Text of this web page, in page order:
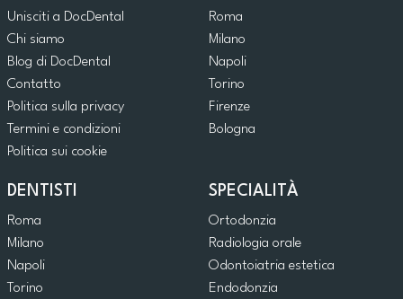
Unisciti a DocDental
Chi siamo
Blog di DocDental
Contatto
Politica sulla privacy
Termini e condizioni
Politica sui cookie
Roma
Milano
Napoli
Torino
Firenze
Bologna
DENTISTI
Roma
Milano
Napoli
Torino
SPECIALITÀ
Ortodonzia
Radiologia orale
Odontoiatria estetica
Endodonzia